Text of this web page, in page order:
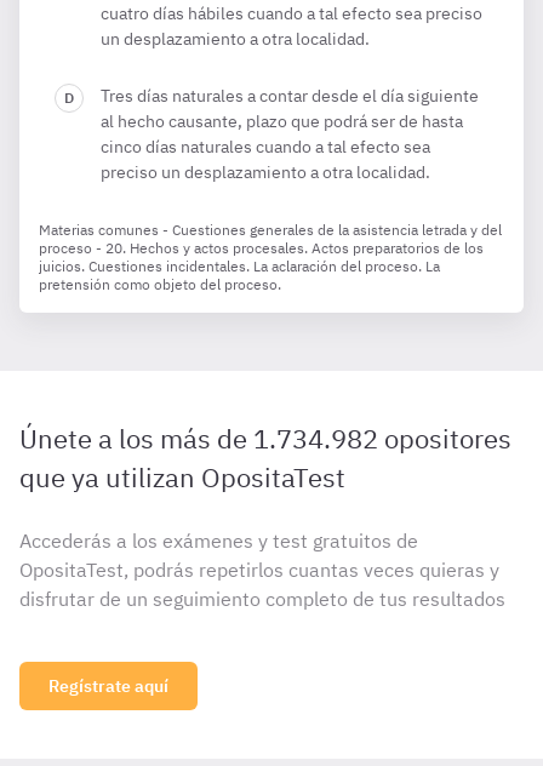
cuatro días hábiles cuando a tal efecto sea preciso
un desplazamiento a otra localidad.
Tres días naturales a contar desde el día siguiente
al hecho causante, plazo que podrá ser de hasta
cinco días naturales cuando a tal efecto sea
preciso un desplazamiento a otra localidad.
Materias comunes - Cuestiones generales de la asistencia letrada y del
proceso - 20. Hechos y actos procesales. Actos preparatorios de los
juicios. Cuestiones incidentales. La aclaración del proceso. La
pretensión como objeto del proceso.
Únete a los más de 1.734.982 opositores
que ya utilizan OpositaTest
Accederás a los exámenes y test gratuitos de
OpositaTest, podrás repetirlos cuantas veces quieras y
disfrutar de un seguimiento completo de tus resultados
Regístrate aquí